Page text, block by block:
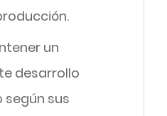
un
desarrollo
sus